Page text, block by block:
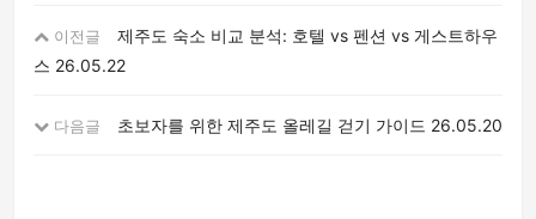
이전글
제주도 숙소 비교 분석: 호텔 vs 펜션 vs 게스트하우
스 26.05.22
다음글 초보자를 위한 제주도 올레길 걷기 가이드 26.05.20